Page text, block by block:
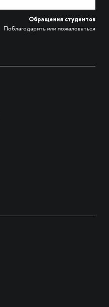
Обращения студентов
Поблагодарить или пожаловаться